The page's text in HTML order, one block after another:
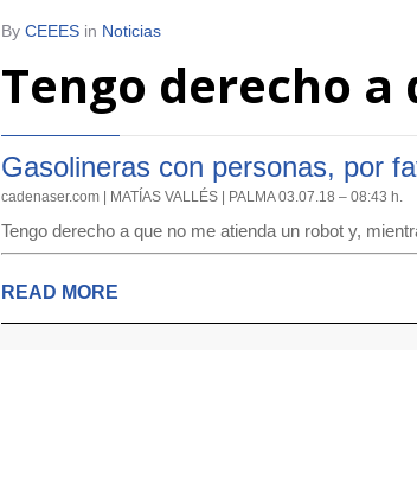
By CEEES in Noticias
Tengo derecho
Gasolineras con personas, por
cadenaser.com | MATÍAS VALLÉS | PALMA 03.07.18 – 08:43 h.
Tengo derecho a que no me atienda un robot y,
READ MORE